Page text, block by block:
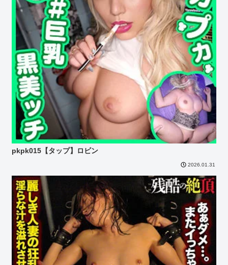
pkpk015【タップ】ロビン
2026.01.31